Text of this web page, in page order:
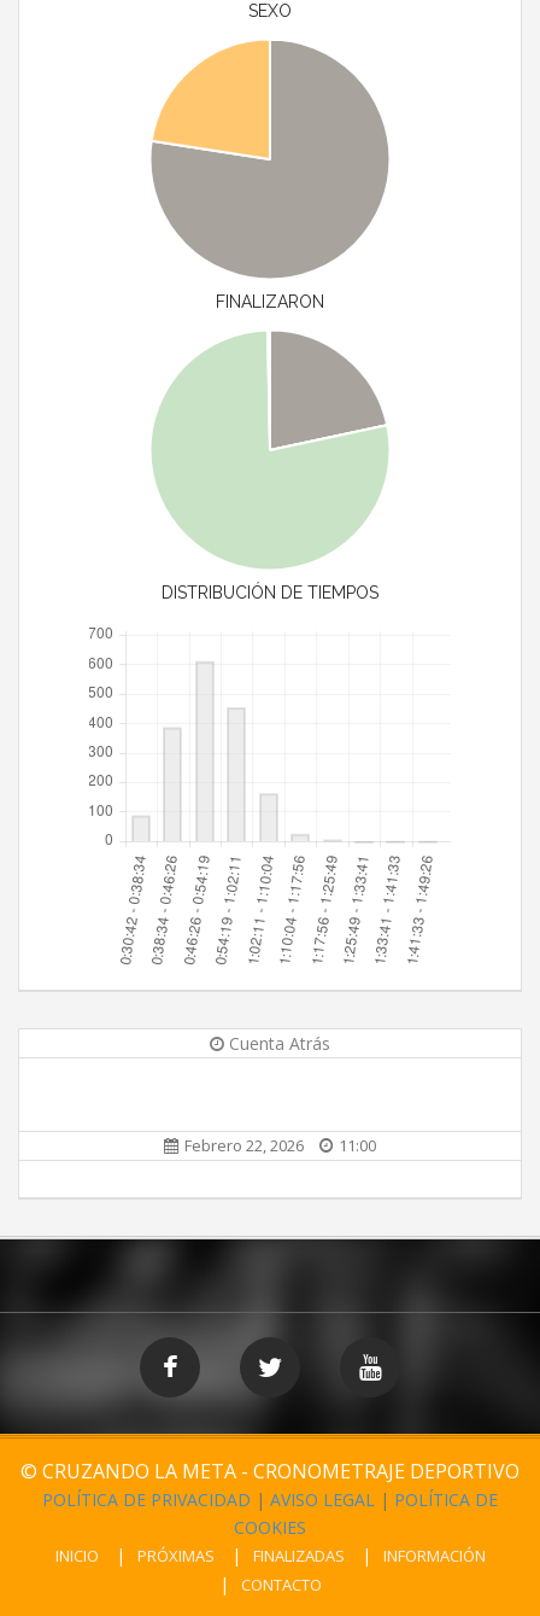
SEXO
FINALIZARON
DISTRIBUCIÓN DE TIEMPOS
Cuenta Atrás
Febrero 22, 2026 11:00
© CRUZANDO LA META - CRONOMETRAJE DEPORTIVO
POLÍTICA DE PRIVACIDAD | AVISO LEGAL | POLÍTICA DE
COOKIES
INICIO PRÓXIMAS FINALIZADAS
INFORMACIÓN
CONTACTO